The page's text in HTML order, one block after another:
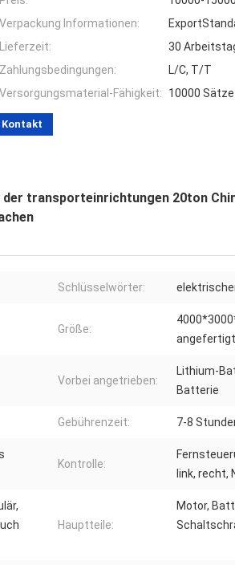
Verpackung Informationen:
Lieferzeit:
30
Zahlungsbedingungen:
L/C, T/T
Versorgungsmaterial-Fähigkeit:
10000
Kontakt
transporteinrichtungen 20ton
Schlüsselwörter:
Größe:
angefertigt
Vorbei angetrieben:
Lithium-
Batterie
Gebührenzeit: 7-8
Kontrolle:
link, recht,
Hauptteile:
Motor,